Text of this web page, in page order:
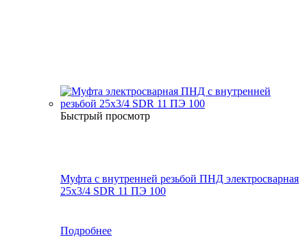
Быстрый просмотр
Муфта с внутренней резьбой ПНД электросварная
25х3/4 SDR 11 ПЭ 100
Подробнее